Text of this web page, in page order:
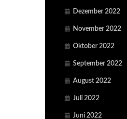
Dezember 2022
November 2022
Oktober 2022
September 2022
August 2022
Juli 2022
Juni 2022